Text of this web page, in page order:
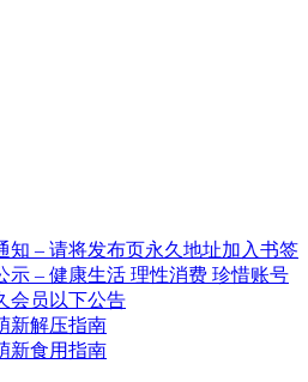
知 – 请将发布页永久地址加入书签
示 – 健康生活 理性消费 珍惜账号
会员以下公告
新解压指南
新食用指南